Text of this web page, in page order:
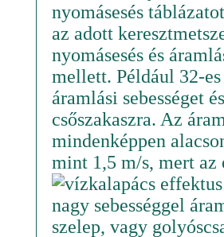
nyomásesés
az adott
nyomásesés és
mellett. Például 32-
áramlási sebességet
csőszakaszra. Az
mindenképpen
mint 1,5 m/s, mert az
nagy sebességgel
szelep, vagy